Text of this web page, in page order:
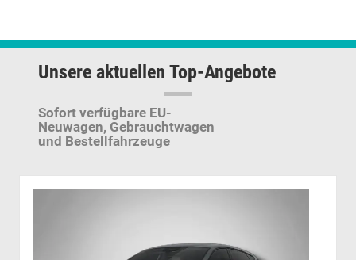
Unsere aktuellen Top-Angebote
Sofort verfügbare EU-
Neuwagen, Gebrauchtwagen
und Bestellfahrzeuge